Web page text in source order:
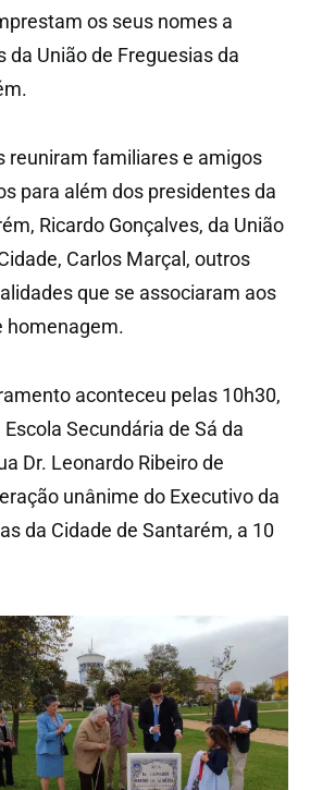
os seus nomes a
União de Freguesias da
reuniram familiares e amigos
para além dos presidentes da
Ricardo Gonçalves, da União
Carlos Marçal, outros
que se associaram aos
homenagem.
aconteceu pelas 10h30,
Secundária de Sá da
Dr. Leonardo Ribeiro de
unânime do Executivo da
da Cidade de Santarém, a 10